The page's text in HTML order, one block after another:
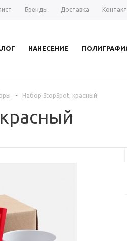
Бренды Доставка
НАНЕСЕНИЕ
- Набор StopSpot, красный